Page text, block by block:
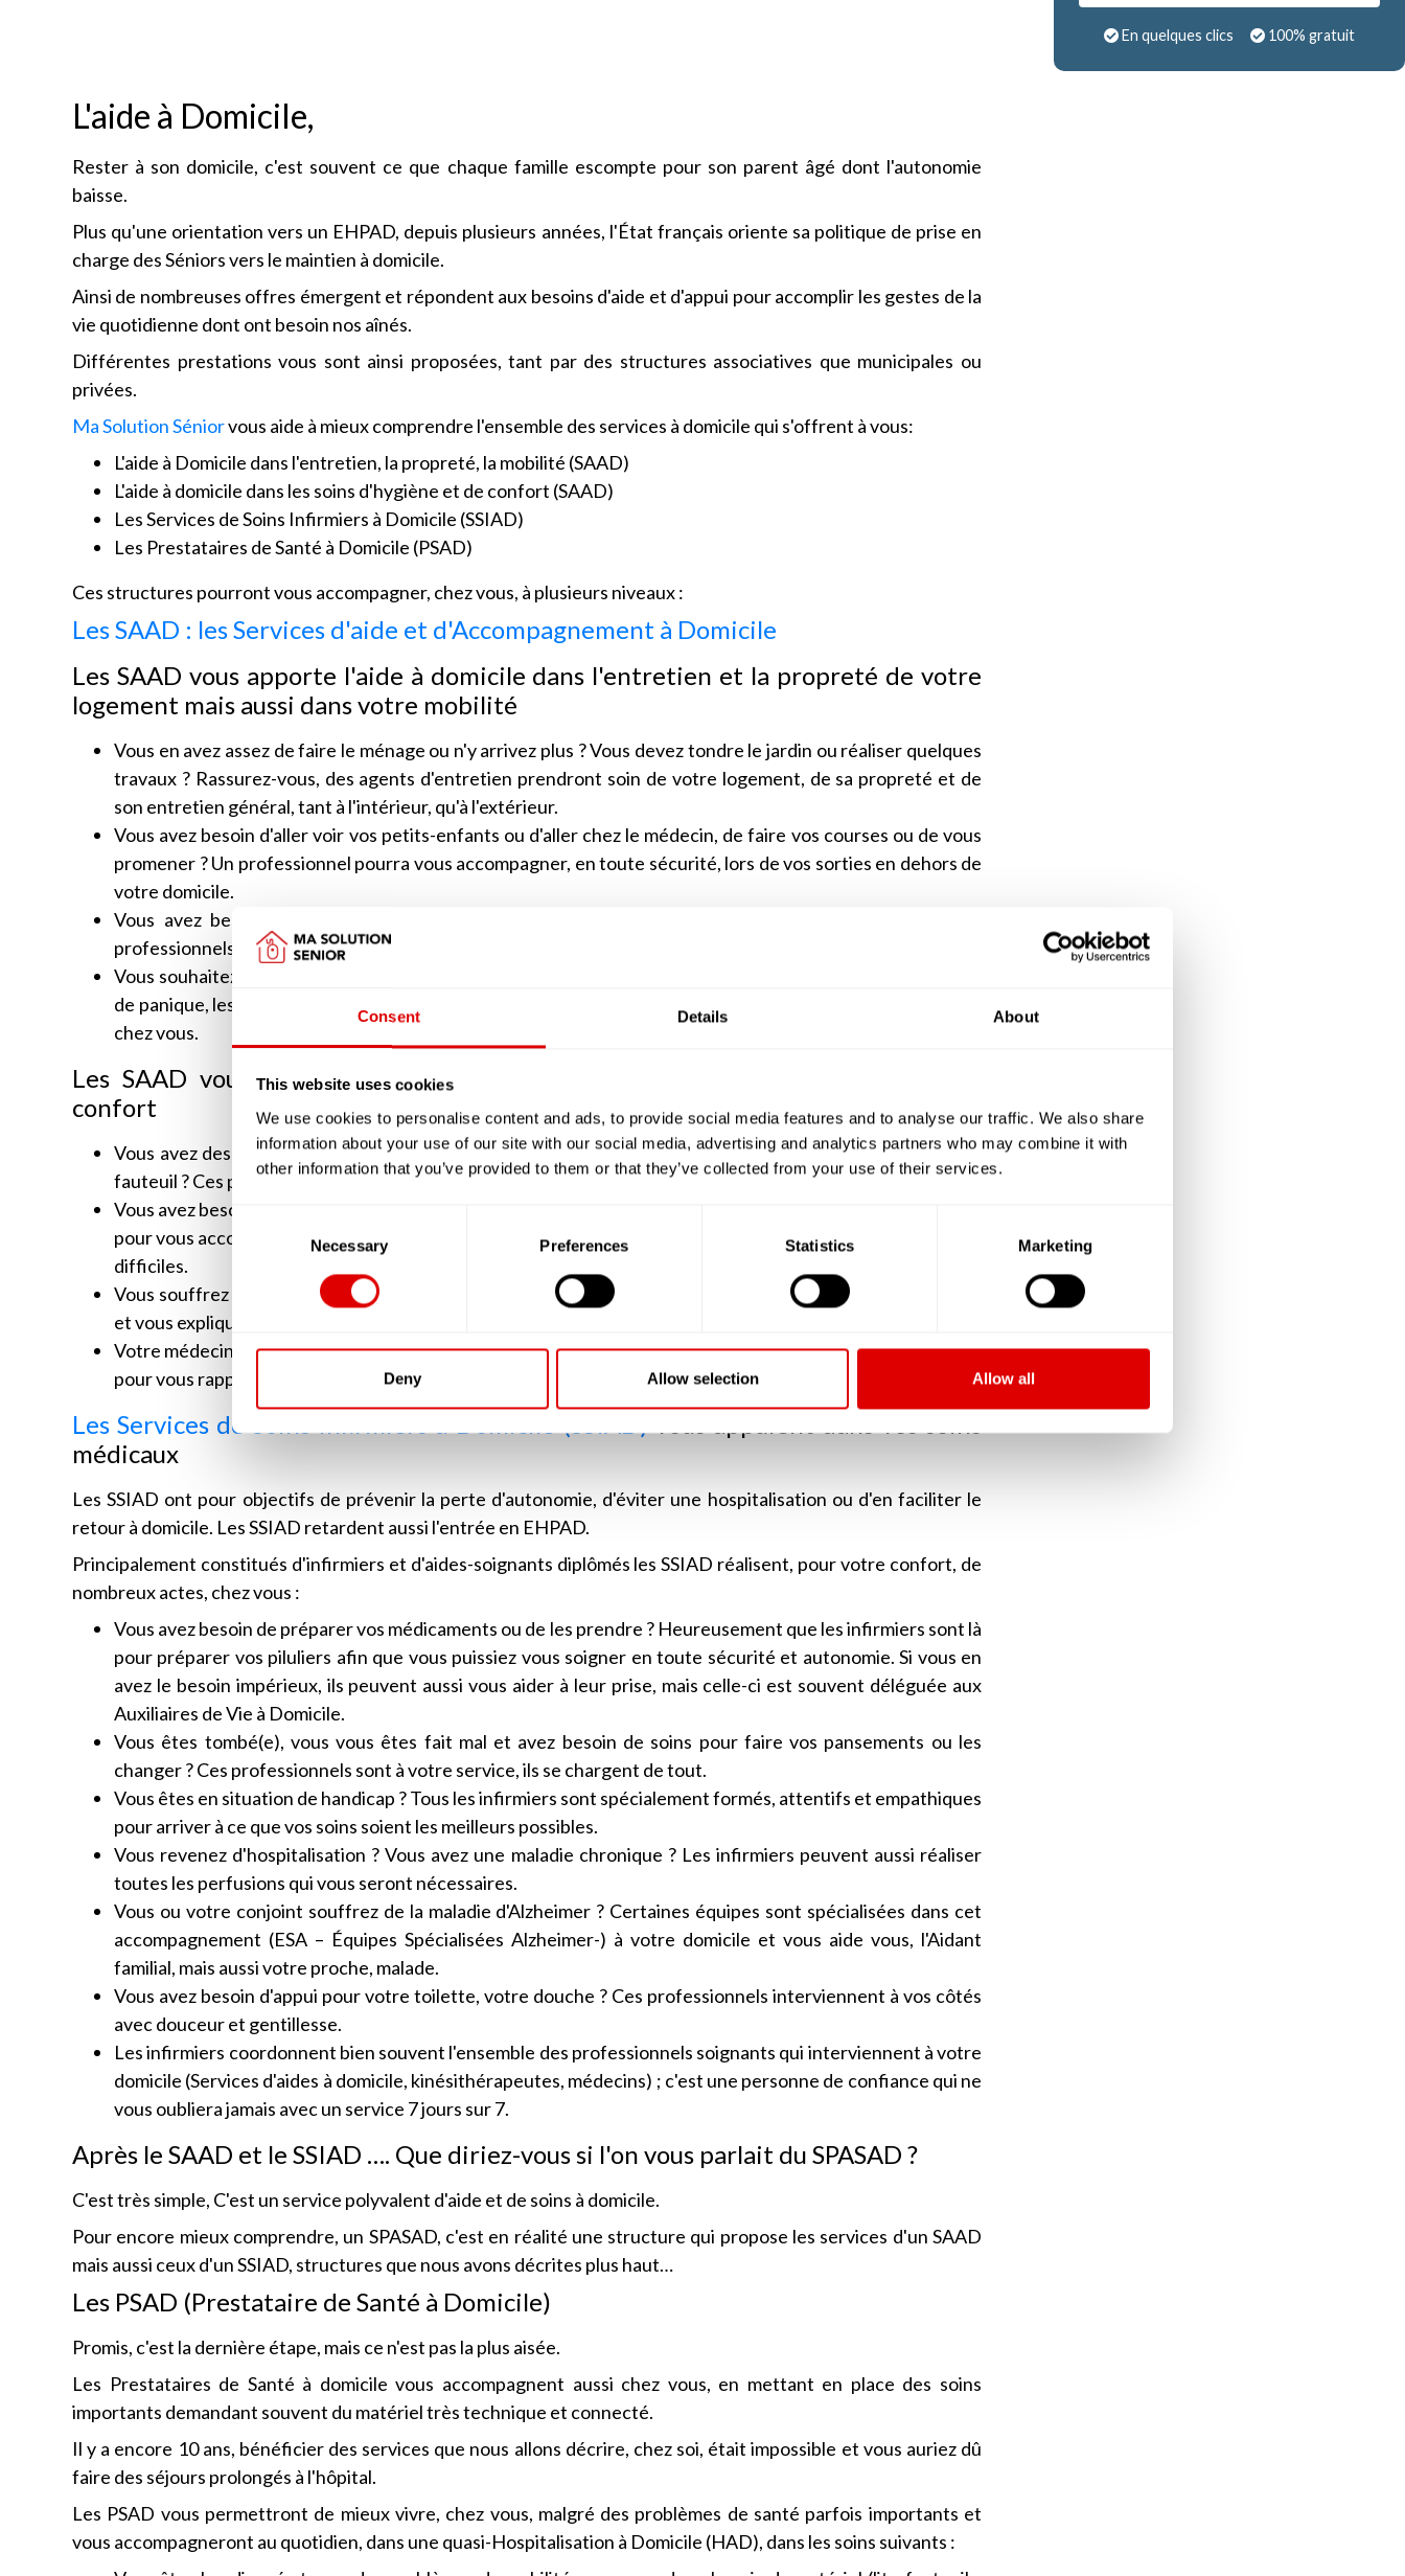
Consent Details About
This website uses cookies
We use cookies to personalise content and ads, to provide social media features and to analyse our traffic. We also share
information about your use of our site with our social media, advertising and analytics partners who may combine it with
other information that you’ve provided to them or that they’ve collected from your use of their services.
Consent
Selection
Necessary Preferences Statistics Marketing
Deny Allow selection Allow all
En quelques clics 100% gratuit
L'aide à Domicile,
Rester à son domicile, c'est souvent ce que chaque famille escompte pour son parent âgé dont l'autonomie
baisse.
Plus qu'une orientation vers un EHPAD, depuis plusieurs années, l'État français oriente sa politique de prise en
charge des Séniors vers le maintien à domicile.
Ainsi de nombreuses offres émergent et répondent aux besoins d'aide et d'appui pour accomplir les gestes de la
vie quotidienne dont ont besoin nos aînés.
Différentes prestations vous sont ainsi proposées, tant par des structures associatives que municipales ou
privées.
Ma Solution Séniorvous aide à mieux comprendre l'ensemble des services à domicile qui s'offrent à vous:
L'aide à Domicile dans l'entretien, la propreté, la mobilité (SAAD)
L'aide à domicile dans les soins d'hygiène et de confort (SAAD)
Les Services de Soins Infirmiers à Domicile (SSIAD)
Les Prestataires de Santé à Domicile (PSAD)
Ces structures pourront vous accompagner, chez vous, à plusieurs niveaux :
Les SAAD : les Services d'aide et d'Accompagnement à Domicile
Les SAAD vous apporte l'aide à domicile dans l'entretien et la propreté de votre
logement mais aussi dans votre mobilité
Vous en avez assez de faire le ménage ou n'y arrivez plus ? Vous devez tondre le jardin ou réaliser quelques
travaux ? Rassurez-vous, des agents d'entretien prendront soin de votre logement, de sa propreté et de
son entretien général, tant à l'intérieur, qu'à l'extérieur.
Vous avez besoin d'aller voir vos petits-enfants ou d'aller chez le médecin, de faire vos courses ou de vous
promener ? Un professionnel pourra vous accompagner, en toute sécurité, lors de vos sorties en dehors de
votre domicile.
Vous avez besoin d'être sécurisé à votre domicile, parce que vous avez peur de chuter ? Certains
professionnels offrent une prestation de téléassistance et de dispositifs anti-chutes.
Vous souhaitez que quelqu'un vous prépare vos repas ou fasse vos courses, voire vous aide à manger ? Pas
de panique, les structures d'aide à domicile ce chargent de tout ! Parfois elles vous livrent même des repas
chez vous.
Les SAAD vous accompagne aussi à domicile dans vos soins d'hygiène et de
confort
Vous avez des difficultés pour vous habiller ou vous reposer, à vous déplacer dans votre lit ou dans votre
fauteuil ? Ces professionnels sont là pour vous aider et vous mobiliser.
Vous avez besoin d'aide pour prendre votre douche ? Des Auxiliaires de Vie seront mises à votre disposition
pour vous accompagner à accomplir les gestes de la vie quotidienne, essentiels, mais qui deviennent parfois
difficiles.
Vous souffrez de troubles de la continence ? Des personnels formés vous appuieront lors de votre toilette
et vous expliqueront comment faire bon usage de l'ensemble des dispositifs d'appui.
Votre médecin vous a prescrit des médicaments, vous ne vous y retrouvez plus ? Des professionnels sont là
pour vous rappeler vos prises médicamenteuses et bien les vérifier.
Les Services de Soins Infirmiers à Domicile (SSIAD)
médicaux
Les SSIAD ont pour objectifs de prévenir la perte d'autonomie, d'éviter une hospitalisation ou d'en faciliter le
retour à domicile. Les SSIAD retardent aussi l'entrée en EHPAD.
Principalement constitués d'infirmiers et d'aides-soignants diplômés les SSIAD réalisent, pour votre confort, de
nombreux actes, chez vous :
Vous avez besoin de préparer vos médicaments ou de les prendre ? Heureusement que les infirmiers sont là
pour préparer vos piluliers afin que vous puissiez vous soigner en toute sécurité et autonomie. Si vous en
avez le besoin impérieux, ils peuvent aussi vous aider à leur prise, mais celle-ci est souvent déléguée aux
Auxiliaires de Vie à Domicile.
Vous êtes tombé(e), vous vous êtes fait mal et avez besoin de soins pour faire vos pansements ou les
changer ? Ces professionnels sont à votre service, ils se chargent de tout.
Vous êtes en situation de handicap ? Tous les infirmiers sont spécialement formés, attentifs et empathiques
pour arriver à ce que vos soins soient les meilleurs possibles.
Vous revenez d'hospitalisation ? Vous avez une maladie chronique ? Les infirmiers peuvent aussi réaliser
toutes les perfusions qui vous seront nécessaires.
Vous ou votre conjoint souffrez de la maladie d'Alzheimer ? Certaines équipes sont spécialisées dans cet
accompagnement (ESA – Équipes Spécialisées Alzheimer-) à votre domicile et vous aide vous, l'Aidant
familial, mais aussi votre proche, malade.
Vous avez besoin d'appui pour votre toilette, votre douche ? Ces professionnels interviennent à vos côtés
avec douceur et gentillesse.
Les infirmiers coordonnent bien souvent l'ensemble des professionnels soignants qui interviennent à votre
domicile (Services d'aides à domicile, kinésithérapeutes, médecins) ; c'est une personne de confiance qui ne
vous oubliera jamais avec un service 7 jours sur 7.
Après le SAAD et le SSIAD …. Que diriez-vous si l'on vous parlait du SPASAD ?
C'est très simple, C'est un service polyvalent d'aide et de soins à domicile.
Pour encore mieux comprendre, un SPASAD, c'est en réalité une structure qui propose les services d'un SAAD
mais aussi ceux d'un SSIAD, structures que nous avons décrites plus haut…
Les PSAD (Prestataire de Santé à Domicile)
Promis, c'est la dernière étape, mais ce n'est pas la plus aisée.
Les Prestataires de Santé à domicile vous accompagnent aussi chez vous, en mettant en place des soins
importants demandant souvent du matériel très technique et connecté.
Il y a encore 10 ans, bénéficier des services que nous allons décrire, chez soi, était impossible et vous auriez dû
faire des séjours prolongés à l'hôpital.
Les PSAD vous permettront de mieux vivre, chez vous, malgré des problèmes de santé parfois importants et
vous accompagneront au quotidien, dans une quasi-Hospitalisation à Domicile (HAD), dans les soins suivants :